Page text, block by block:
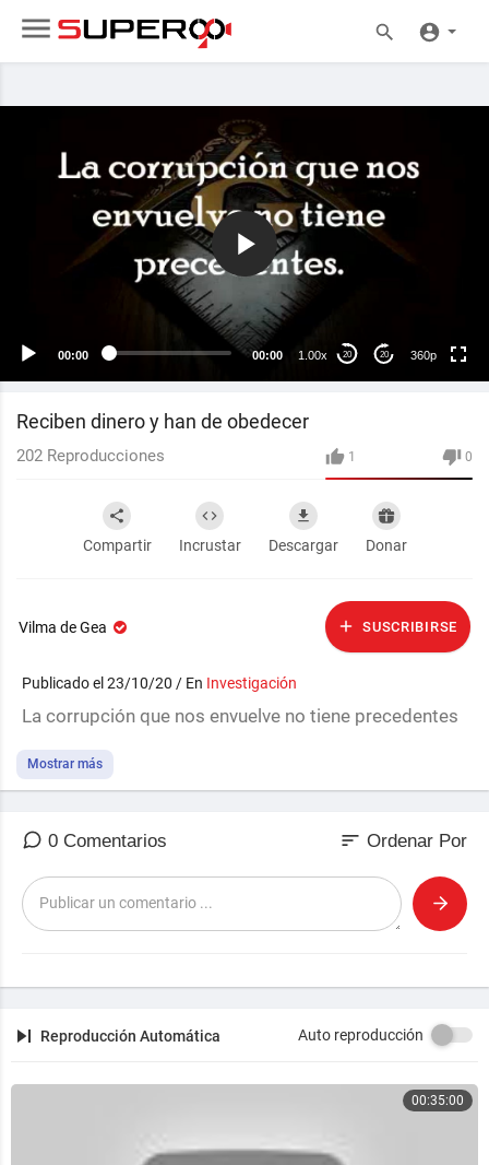
00:00 00:00 1.00x 20 20 360p
Reciben dinero y han de obedecer
1 0
202 Reproducciones
Compartir Incrustar Descargar Donar
Vilma de Gea SUSCRIBIRSE
Publicado el 23/10/20 / En Investigación
La corrupción que nos envuelve no tiene precedentes
Mostrar más
0 Comentarios sort Ordenar Por
Reproducción Automática Auto reproducción
00:35:00